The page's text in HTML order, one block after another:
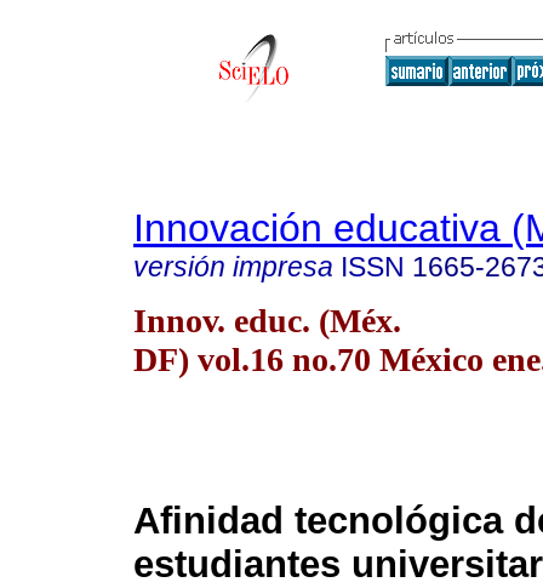
Innovación educativa
versión impresa ISSN 1665-
Innov. educ. (Méx.
DF) vol.16 no.70 México
Afinidad tecnológica
estudiantes